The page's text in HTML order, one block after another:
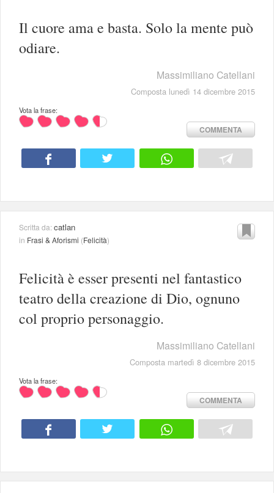
Il cuore ama e basta. Solo la mente può
odiare.
Massimiliano Catellani
Composta lunedì 14 dicembre 2015
Vota la frase:
COMMENTA
Scritta da:catlan
in Frasi & Aforismi (Felicità)
Felicità è esser presenti nel fantastico
teatro della creazione di Dio, ognuno
col proprio personaggio.
Massimiliano Catellani
Composta martedì 8 dicembre 2015
Vota la frase:
COMMENTA